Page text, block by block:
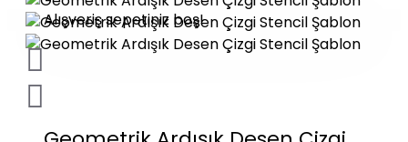
Alışveriş sepetiniz boş!